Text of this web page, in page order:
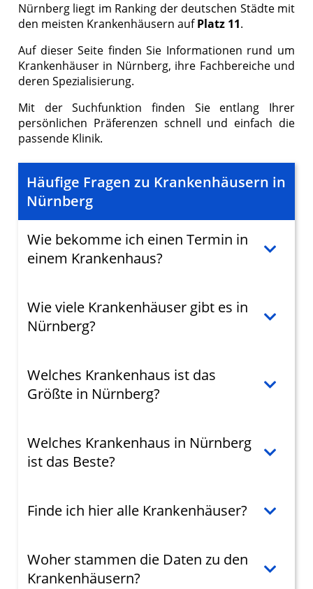
Nürnberg liegt im Ranking der deutschen Städte mit
den meisten Krankenhäusern aufPlatz 11.
Auf dieser Seite finden Sie Informationen rund um
Krankenhäuser in Nürnberg, ihre Fachbereiche und
deren Spezialisierung.
Mit der Suchfunktion finden Sie entlang Ihrer
persönlichen Präferenzen schnell und einfach die
passende Klinik.
Häufige Fragen zu Krankenhäusern in
Nürnberg
Wie bekomme ich einen Termin in
einem Krankenhaus?
Wie viele Krankenhäuser gibt es in
Nürnberg?
Welches Krankenhaus ist das
Größte in Nürnberg?
Welches Krankenhaus in Nürnberg
ist das Beste?
Finde ich hier alle Krankenhäuser?
Woher stammen die Daten zu den
Krankenhäusern?